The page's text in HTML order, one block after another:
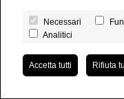
Necessari
Analitici
Accetta tutti Rifiuta